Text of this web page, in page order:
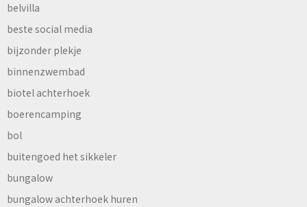
belvilla
beste social media
bijzonder plekje
binnenzwembad
biotel achterhoek
boerencamping
bol
buitengoed het sikkeler
bungalow
bungalow achterhoek huren